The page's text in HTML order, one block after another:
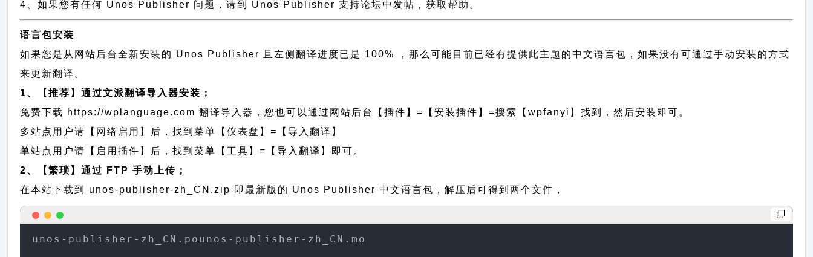
4、如果您有任何 Unos Publisher 问题，请到 Unos Publisher 支持论坛中发帖，获取帮助。
语言包安装
如果您是从网站后台全新安装的 Unos Publisher 且左侧翻译进度已是 100% ，那么可能目前已经有提供此主题的中文语言包，如果没有可通过手动安装的方式
来更新翻译。
1、【推荐】通过文派翻译导入器安装；
免费下载 https://wplanguage.com 翻译导入器，您也可以通过网站后台【插件】=【安装插件】=搜索【wpfanyi】找到，然后安装即可。
多站点用户请【网络启用】后，找到菜单【仪表盘】=【导入翻译】
单站点用户请【启用插件】后，找到菜单【工具】=【导入翻译】即可。
2、【繁琐】通过 FTP 手动上传；
在本站下载到 unos-publisher-zh_CN.zip 即最新版的 Unos Publisher 中文语言包，解压后可得到两个文件，
unos-publisher-zh_CN.pounos-publisher-zh_CN.mo